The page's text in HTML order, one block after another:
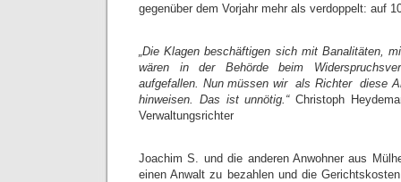
gegenüber dem Vorjahr mehr als verdoppelt: auf
„Die Klagen beschäftigen sich mit Banalitäten,
wären in der Behörde beim
aufgefallen. Nun müssen wir  als Richter  diese
hinweisen. Das ist unnötig.“Christoph
Verwaltungsrichter
Joachim S. und die anderen Anwohner aus
einen Anwalt zu bezahlen und die